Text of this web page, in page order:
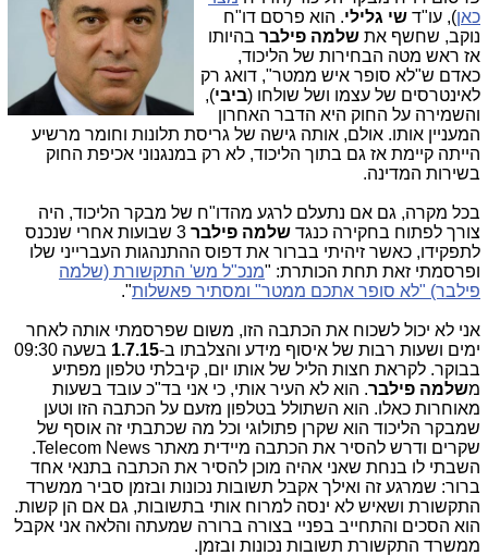
כאן), עו"ד שי גלילי. הוא פרסם דו"ח
נוקב, שחשף את שלמה פילבר בהיותו
אז ראש מטה הבחירות של הליכוד,
כאדם ש"לא סופר איש ממטר", דואג רק
לאינטרסים של עצמו ושל שולחו (ביבי),
והשמירה על החוק היא הדבר האחרון
המעניין אותו. אולם, אותה גישה של גריסת תלונות וחומר מרשיע
הייתה קיימת אז גם בתוך הליכוד, לא רק במנגנוני אכיפת החוק
בשירות המדינה.
בכל מקרה, גם אם נתעלם לרגע מהדו"ח של מבקר הליכוד, היה
צורך לפתוח בחקירה כנגד שלמה פילבר
3 שבועות אחרי שנכנס
לתפקידו, כאשר זיהיתי בברור את דפוס ההתנהגות העברייני שלו
ופרסמתי זאת תחת הכותרת: "מנכ"ל מש' התקשורת (שלמה
פילבר) "לא סופר אתכם ממטר" ומסתיר פאשלות".
אני לא יכול לשכוח את הכתבה הזו, משום שפרסמתי אותה לאחר
ימים ושעות רבות של איסוף מידע והצלבתו ב-1.7.15
בשעה 09:30
בבוקר. לקראת חצות הליל של אותו יום, קיבלתי טלפון מפתיע
משלמה פילבר. הוא לא העיר אותי, כי אני בד"כ עובד בשעות
מאוחרות כאלו. הוא השתולל בטלפון מזעם על הכתבה הזו וטען
שמבקר הליכוד הוא שקרן פתולוגי וכל מה שכתבתי זה אוסף של
שקרים ודרש להסיר את הכתבה מיידית מאתר Telecom News.
השבתי לו בנחת שאני אהיה מוכן להסיר את הכתבה בתנאי אחד
ברור: שמרגע זה ואילך אקבל תשובות נכונות ובזמן סביר ממשרד
התקשורת ושאיש לא ינסה למרוח אותי בתשובות, גם אם הן קשות.
הוא הסכים והתחייב בפניי בצורה ברורה שמעתה והלאה אני אקבל
ממשרד התקשורת תשובות נכונות ובזמן.